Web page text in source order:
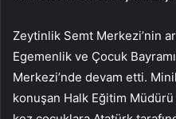
Zeytinlik Semt Merkezi’nin
Egemenlik ve Çocuk
Merkezi’nde devam etti.
konuşan Halk Eğitim